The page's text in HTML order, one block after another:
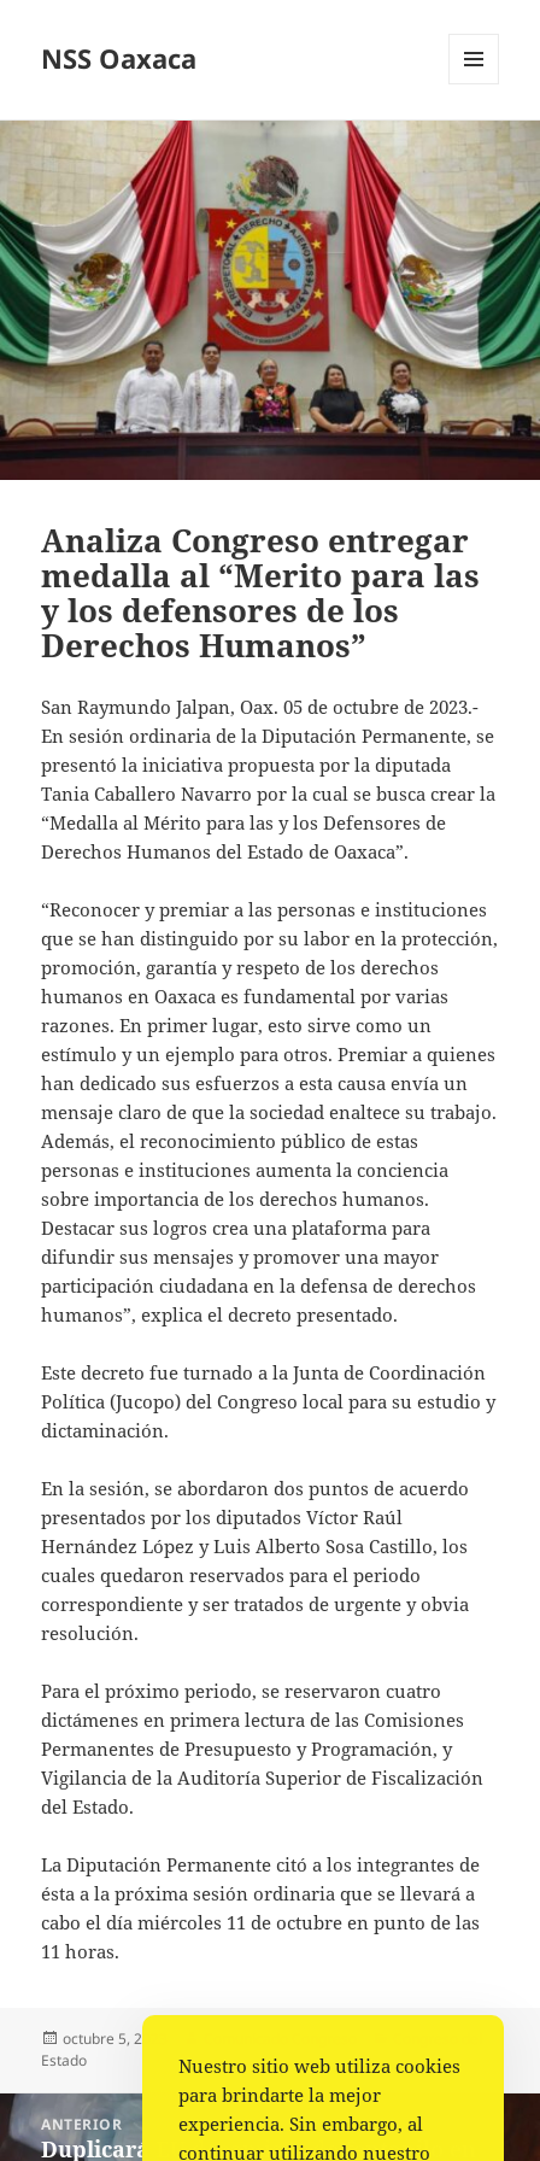
NSS Oaxaca
Analiza Congreso entregar
medalla al “Merito para las
y los defensores de los
Derechos Humanos”
San Raymundo Jalpan, Oax. 05 de octubre de 2023.-
En sesión ordinaria de la Diputación Permanente, se
presentó la iniciativa propuesta por la diputada
Tania Caballero Navarro por la cual se busca crear la
“Medalla al Mérito para las y los Defensores de
Derechos Humanos del Estado de Oaxaca”.
“Reconocer y premiar a las personas e instituciones
que se han distinguido por su labor en la protección,
promoción, garantía y respeto de los derechos
humanos en Oaxaca es fundamental por varias
razones. En primer lugar, esto sirve como un
estímulo y un ejemplo para otros. Premiar a quienes
han dedicado sus esfuerzos a esta causa envía un
mensaje claro de que la sociedad enaltece su trabajo.
Además, el reconocimiento público de estas
personas e instituciones aumenta la conciencia
sobre importancia de los derechos humanos.
Destacar sus logros crea una plataforma para
difundir sus mensajes y promover una mayor
participación ciudadana en la defensa de derechos
humanos”, explica el decreto presentado.
Este decreto fue turnado a la Junta de Coordinación
Política (Jucopo) del Congreso local para su estudio y
dictaminación.
En la sesión, se abordaron dos puntos de acuerdo
presentados por los diputados Víctor Raúl
Hernández López y Luis Alberto Sosa Castillo, los
cuales quedaron reservados para el periodo
correspondiente y ser tratados de urgente y obvia
resolución.
Para el próximo periodo, se reservaron cuatro
dictámenes en primera lectura de las Comisiones
Permanentes de Presupuesto y Programación, y
Vigilancia de la Auditoría Superior de Fiscalización
del Estado.
La Diputación Permanente citó a los integrantes de
ésta a la próxima sesión ordinaria que se llevará a
cabo el día miércoles 11 de octubre en punto de las
11 horas.
Publicado
el
octubre 5, 2023
Estado
Navegación
de
ANTERIOR
Entrada
Duplicará EU decomisos de fentanilo en
Nuestro sitio web utiliza cookies
para brindarte la mejor
experiencia. Sin embargo, al
continuar utilizando nuestro